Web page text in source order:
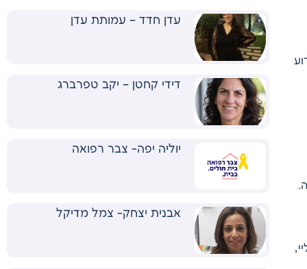
עדן חדד – עמותת עדן
דידי קחטן – יקב טפרברג
יוליה יפה- צבר רפואה
אבנית יצחק- צמל מדיקל